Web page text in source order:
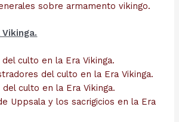
sobre armamento vikingo.
Vikinga.
culto en la Era Vikinga.
del culto en la Era Vikinga.
del culto en la Era Vikinga.
Uppsala y los sacrigicios en la Era